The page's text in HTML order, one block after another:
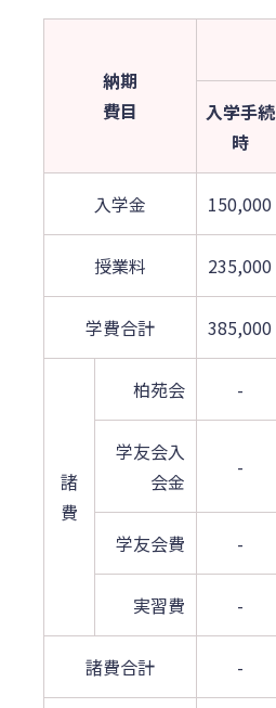
納期
費目
入学手続
時
入学金 150,000
授業料 235,000
学費合計 385,000
諸
費
柏苑会 -
学友会入
会金
-
学友会費 -
実習費 -
諸費合計 -